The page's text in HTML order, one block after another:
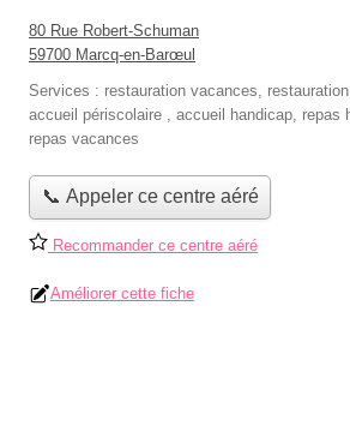
80 Rue Robert-Schuman
59700 Marcq-en-Barœul
Services : restauration vacances,
accueil périscolaire , accueil handicap, repas
repas vacances
📞 Appeler ce centre aéré
Recommander ce centre aéré
Améliorer cette fiche